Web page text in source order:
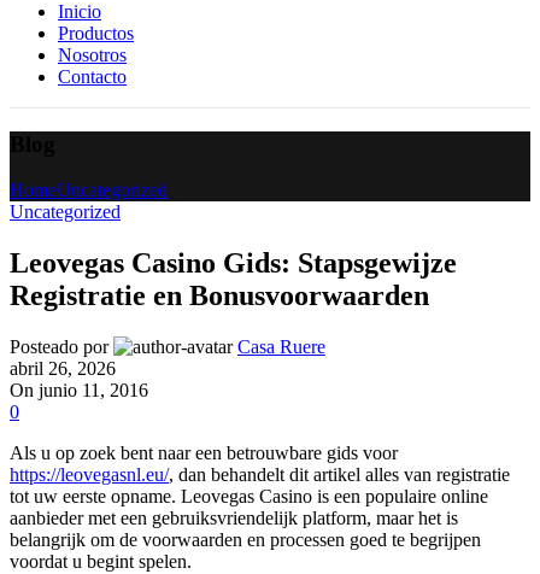
Inicio
Productos
Nosotros
Contacto
HomeUncategorized
Uncategorized
Leovegas Casino Gids: Stapsgewijze
Registratie en Bonusvoorwaarden
Posteado por
Casa Ruere
abril 26, 2026
On junio 11, 2016
0
Als u op zoek bent naar een betrouwbare gids voor
https://leovegasnl.eu/, dan behandelt dit artikel alles van registratie
tot uw eerste opname. Leovegas Casino is een populaire online
aanbieder met een gebruiksvriendelijk platform, maar het is
belangrijk om de voorwaarden en processen goed te begrijpen
voordat u begint spelen.